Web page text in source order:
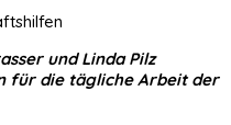
und Linda Pilz
für die tägliche Arbeit der